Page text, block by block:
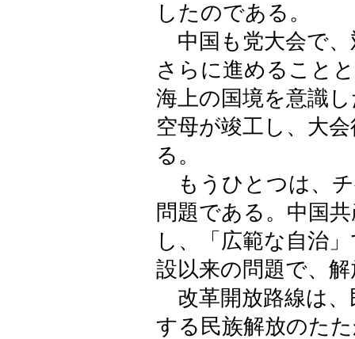
したのである。
中国も党大会で、
さらに進めること
海上の国境を意識
空母が竣工し、大
る。
もうひとつは、
問題である。中国
し、「広範な自治
設以来の問題で、
改革開放路線は、
する民族解放のた